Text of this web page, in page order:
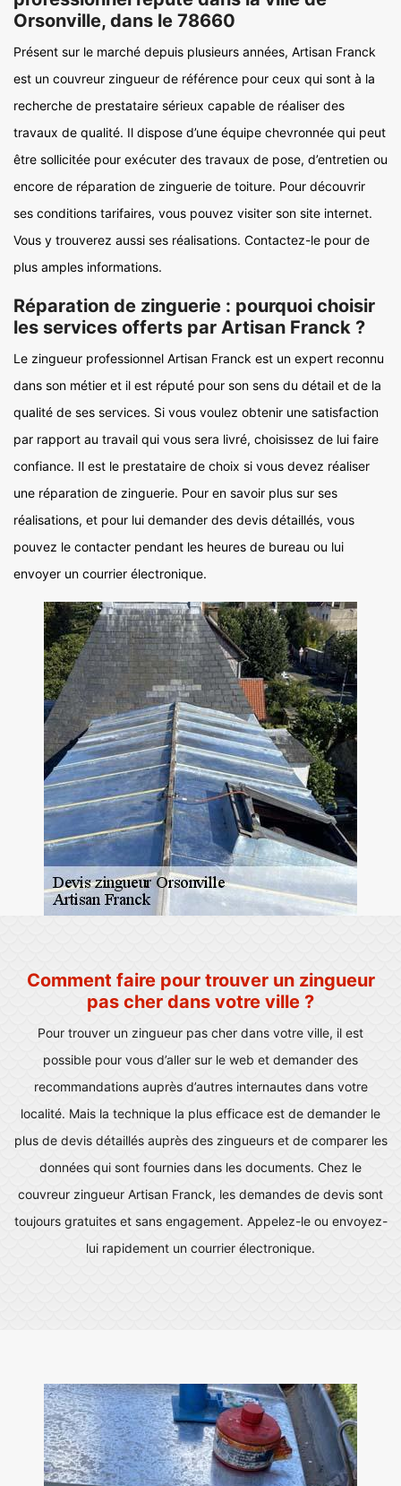
Orsonville, dans le 78660
Présent sur le marché depuis plusieurs années, Artisan Franck
est un couvreur zingueur de référence pour ceux qui sont à la
recherche de prestataire sérieux capable de réaliser des
travaux de qualité. Il dispose d’une équipe chevronnée qui peut
être sollicitée pour exécuter des travaux de pose, d’entretien ou
encore de réparation de zinguerie de toiture. Pour découvrir
ses conditions tarifaires, vous pouvez visiter son site internet.
Vous y trouverez aussi ses réalisations. Contactez-le pour de
plus amples informations.
Réparation de zinguerie : pourquoi choisir
les services offerts par Artisan Franck ?
Le zingueur professionnel Artisan Franck est un expert reconnu
dans son métier et il est réputé pour son sens du détail et de la
qualité de ses services. Si vous voulez obtenir une satisfaction
par rapport au travail qui vous sera livré, choisissez de lui faire
confiance. Il est le prestataire de choix si vous devez réaliser
une réparation de zinguerie. Pour en savoir plus sur ses
réalisations, et pour lui demander des devis détaillés, vous
pouvez le contacter pendant les heures de bureau ou lui
envoyer un courrier électronique.
Comment faire pour trouver un zingueur
pas cher dans votre ville ?
Pour trouver un zingueur pas cher dans votre ville, il est
possible pour vous d’aller sur le web et demander des
recommandations auprès d’autres internautes dans votre
localité. Mais la technique la plus efficace est de demander le
plus de devis détaillés auprès des zingueurs et de comparer les
données qui sont fournies dans les documents. Chez le
couvreur zingueur Artisan Franck, les demandes de devis sont
toujours gratuites et sans engagement. Appelez-le ou envoyez-
lui rapidement un courrier électronique.